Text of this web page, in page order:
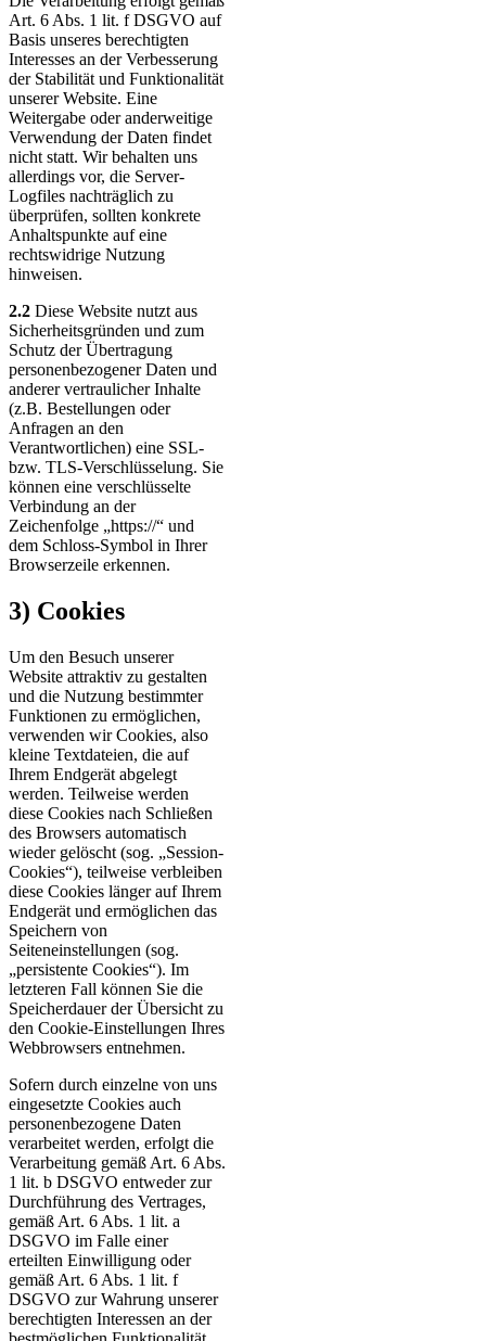
Art. 6 Abs. 1 lit. f DSGVO auf
Basis unseres berechtigten
Interesses an der Verbesserung
der Stabilität und Funktionalität
unserer Website. Eine
Weitergabe oder anderweitige
Verwendung der Daten findet
nicht statt. Wir behalten uns
allerdings vor, die Server-
Logfiles nachträglich zu
überprüfen, sollten konkrete
Anhaltspunkte auf eine
rechtswidrige Nutzung
hinweisen.
2.2 Diese Website nutzt aus
Sicherheitsgründen und zum
Schutz der Übertragung
personenbezogener Daten und
anderer vertraulicher Inhalte
(z.B. Bestellungen oder
Anfragen an den
Verantwortlichen) eine SSL-
bzw. TLS-Verschlüsselung. Sie
können eine verschlüsselte
Verbindung an der
Zeichenfolge „https://“ und
dem Schloss-Symbol in Ihrer
Browserzeile erkennen.
3) Cookies
Um den Besuch unserer
Website attraktiv zu gestalten
und die Nutzung bestimmter
Funktionen zu ermöglichen,
verwenden wir Cookies, also
kleine Textdateien, die auf
Ihrem Endgerät abgelegt
werden. Teilweise werden
diese Cookies nach Schließen
des Browsers automatisch
wieder gelöscht (sog. „Session-
Cookies“), teilweise verbleiben
diese Cookies länger auf Ihrem
Endgerät und ermöglichen das
Speichern von
Seiteneinstellungen (sog.
„persistente Cookies“). Im
letzteren Fall können Sie die
Speicherdauer der Übersicht zu
den Cookie-Einstellungen Ihres
Webbrowsers entnehmen.
Sofern durch einzelne von uns
eingesetzte Cookies auch
personenbezogene Daten
verarbeitet werden, erfolgt die
Verarbeitung gemäß Art. 6 Abs.
1 lit. b DSGVO entweder zur
Durchführung des Vertrages,
gemäß Art. 6 Abs. 1 lit. a
DSGVO im Falle einer
erteilten Einwilligung oder
gemäß Art. 6 Abs. 1 lit. f
DSGVO zur Wahrung unserer
berechtigten Interessen an der